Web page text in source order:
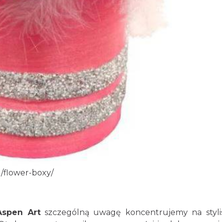
flower-boxy/
Artszczególną uwagę koncentrujemy na